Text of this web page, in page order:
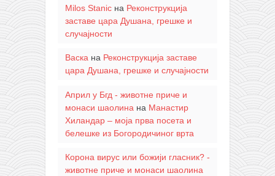
Milos Stanicна Реконструкција
заставе цара Душана, грешке и
случајности
Васка на Реконструкција заставе
цара Душана, грешке и случајности
Април у Бгд - животне приче и
монаси шаолина на Манастир
Хиландар – моја прва посета и
белешке из Богородичиног врта
Корона вирус или божији гласник? -
животне приче и монаси шаолина